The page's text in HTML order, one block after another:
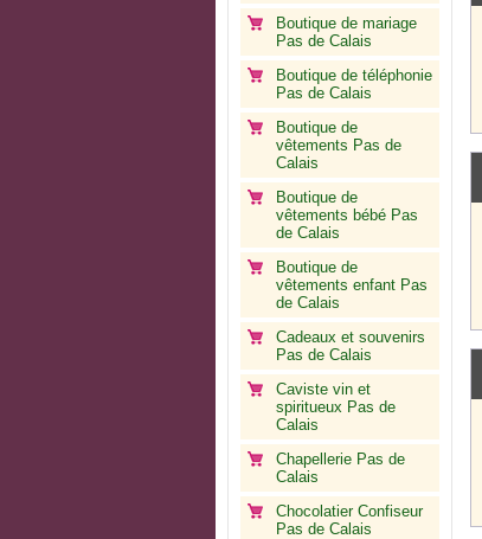
Boutique de mariage
Pas de Calais
Boutique de téléphonie
Pas de Calais
Boutique de
vêtements Pas de
Calais
Boutique de
vêtements bébé Pas
de Calais
Boutique de
vêtements enfant Pas
de Calais
Cadeaux et souvenirs
Pas de Calais
Caviste vin et
spiritueux Pas de
Calais
Chapellerie Pas de
Calais
Chocolatier Confiseur
Pas de Calais